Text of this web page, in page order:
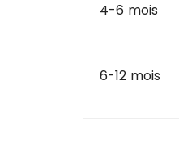
4-6 mois
6-12 mois